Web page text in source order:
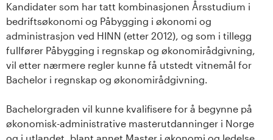
Kandidater som har tatt kombinasjonen Årsstudium i
bedriftsøkonomi og Påbygging i økonomi og
administrasjon ved HINN (etter 2012), og som i tillegg
fullfører Påbygging i regnskap og økonomirådgivning,
vil etter nærmere regler kunne få utstedt vitnemål for
Bachelor i regnskap og økonomirådgivning.
Bachelorgraden vil kunne kvalifisere for å begynne på
økonomisk-administrative masterutdanninger i Norge